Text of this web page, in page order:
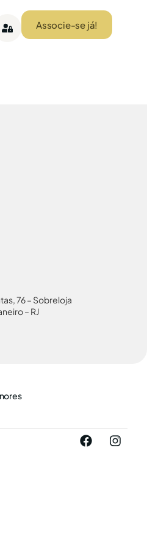
Associe-se já!
76 – Sobreloja
– RJ